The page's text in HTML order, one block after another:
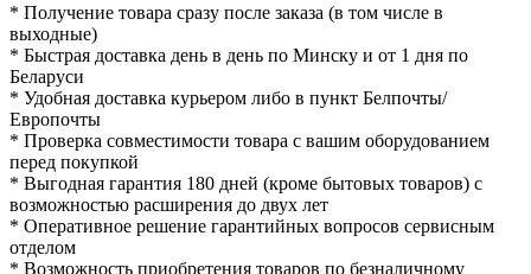
* Получение товара сразу после заказа (в том числе в
выходные)
* Быстрая доставка день в день по Минску и от 1 дня по
Беларуси
* Удобная доставка курьером либо в пункт Белпочты/
Европочты
* Проверка совместимости товара с вашим оборудованием
перед покупкой
* Выгодная гарантия 180 дней (кроме бытовых товаров) с
возможностью расширения до двух лет
* Оперативное решение гарантийных вопросов сервисным
отделом
* Возможность приобретения товаров по безналичному